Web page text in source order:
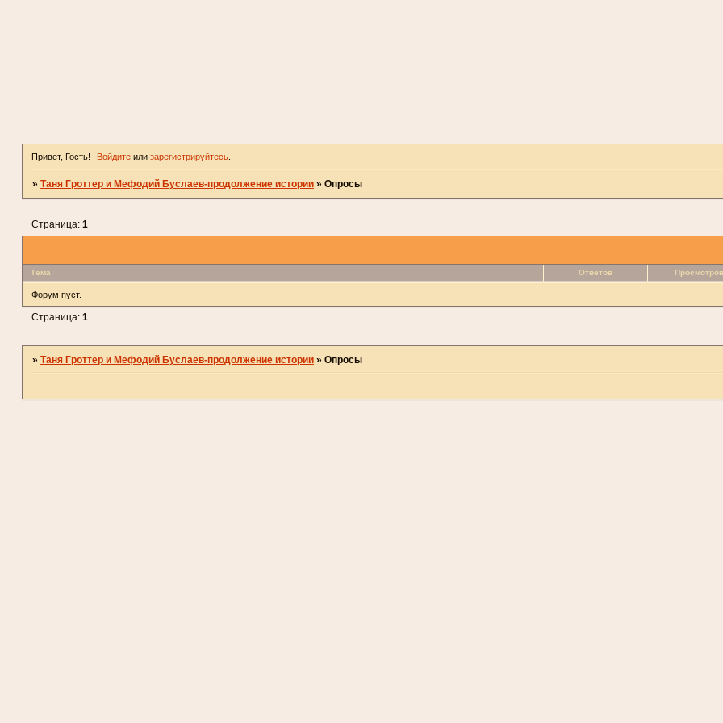
Привет, Гость! Войдите илизарегистрируйтесь
» Таня Гроттер и Мефодий Буслаев-продолжение истории » Опросы
Страница: 1
Тема Ответов Просмотров
Форум пуст.
Страница: 1
» Таня Гроттер и Мефодий Буслаев-продолжение истории » Опросы